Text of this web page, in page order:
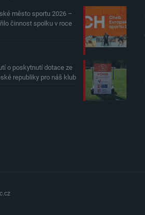
město sportu 2026 –
činnost spolku v roce
o poskytnutí dotace ze
republiky pro náš klub